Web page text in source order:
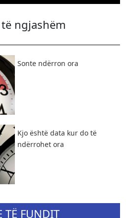
ngjashëm
​Sonte ndërron ora
Kjo është data kur do të
ndërrohet ora
TË FUNDIT